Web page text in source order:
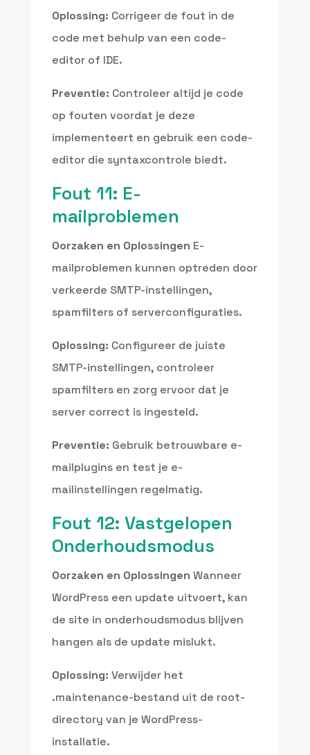
Oplossing: Corrigeer de fout in de
code met behulp van een code-
editor of IDE.
Preventie: Controleer altijd je code
op fouten voordat je deze
implementeert en gebruik een code-
editor die syntaxcontrole biedt.
Fout 11: E-
mailproblemen
Oorzaken en Oplossingen E-
mailproblemen kunnen optreden door
verkeerde SMTP-instellingen,
spamfilters of serverconfiguraties.
Oplossing: Configureer de juiste
SMTP-instellingen, controleer
spamfilters en zorg ervoor dat je
server correct is ingesteld.
Preventie: Gebruik betrouwbare e-
mailplugins en test je e-
mailinstellingen regelmatig.
Fout 12: Vastgelopen
Onderhoudsmodus
Oorzaken en Oplossingen Wanneer
WordPress een update uitvoert, kan
de site in onderhoudsmodus blijven
hangen als de update mislukt.
Oplossing: Verwijder het
.maintenance-bestand uit de root-
directory van je WordPress-
installatie.